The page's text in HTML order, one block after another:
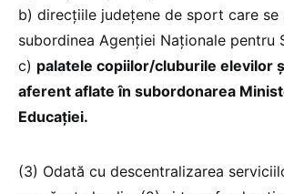
b) direcțiile județene de sport care se
subordinea Agenției Naționale pentru
c) palatele copiilor/cluburile elevilor
aferent aflate în subordonarea
Educației.
(3) Odată cu descentralizarea